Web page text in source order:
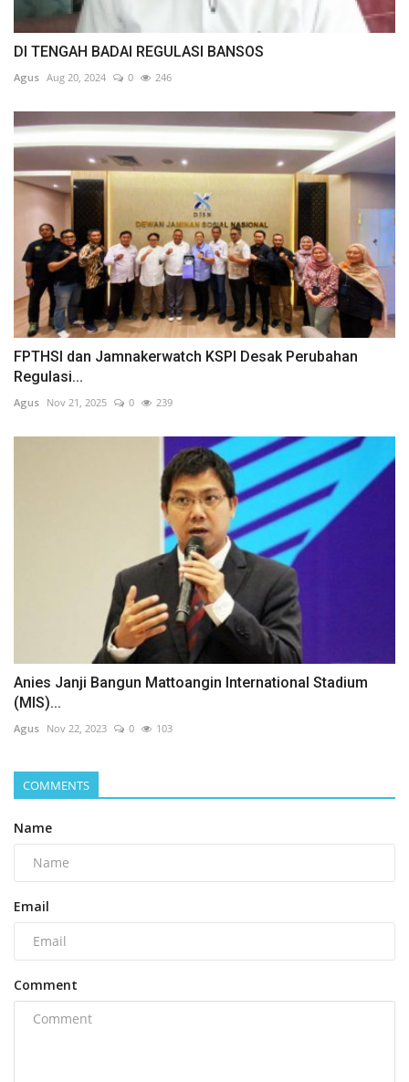
DI TENGAH BADAI REGULASI BANSOS
Agus Aug 20, 2024 0 246
FPTHSI dan Jamnakerwatch KSPI Desak Perubahan
Regulasi...
Agus Nov 21, 2025 0 239
Anies Janji Bangun Mattoangin International Stadium
(MIS)...
Agus Nov 22, 2023 0 103
COMMENTS
Name
Email
Comment